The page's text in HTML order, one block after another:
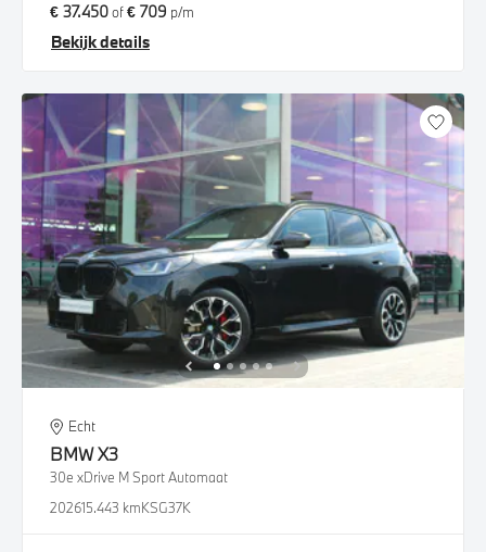
€ 37.450of€ 709 p/m
Bekijk details
Echt
BMWX3
30e xDrive M Sport Automaat
202615.443 kmKSG37K